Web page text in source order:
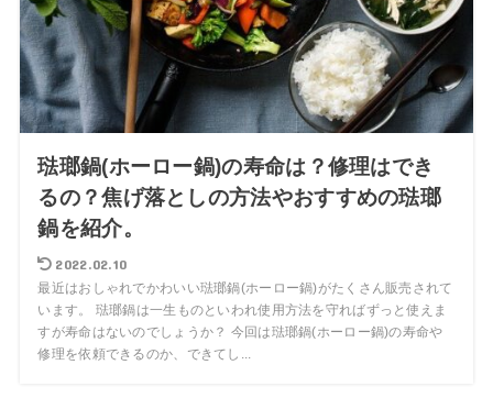
琺瑯鍋(ホーロー鍋)の寿命は？修理はでき
るの？焦げ落としの方法やおすすめの琺瑯
鍋を紹介。
2022.02.10
最近はおしゃれでかわいい琺瑯鍋(ホーロー鍋)がたくさん販売されて
います。 琺瑯鍋は一生ものといわれ使用方法を守ればずっと使えま
すが寿命はないのでしょうか？ 今回は琺瑯鍋(ホーロー鍋)の寿命や
修理を依頼できるのか、できてし...